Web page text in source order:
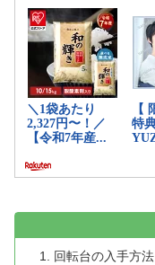
回転台の入手方法